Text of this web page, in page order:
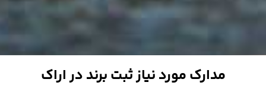
مدارک مورد نیاز ثبت برند در اراک